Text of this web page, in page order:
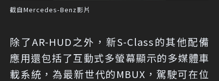
截自Mercedes-Benz影片
除了AR-HUD之外，新S-Class的其他配備
應用還包括了互動式多螢幕顯示的多媒體車
載系統，為最新世代的MBUX，駕駛可在位